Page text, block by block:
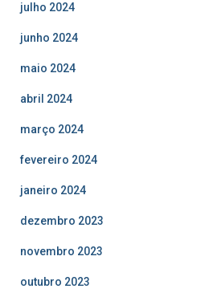
julho 2024
junho 2024
maio 2024
abril 2024
março 2024
fevereiro 2024
janeiro 2024
dezembro 2023
novembro 2023
outubro 2023